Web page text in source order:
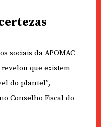
sociais da APOMAC
que existem
do plantel”,
Conselho Fiscal do